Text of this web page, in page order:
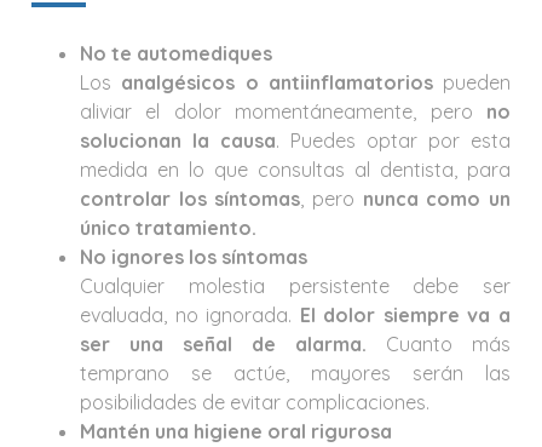
No te automediques
Los analgésicos o antiinflamatoriospueden
aliviar el dolor momentáneamente, pero no
solucionan la causa. Puedes optar por esta
medida en lo que consultas al dentista, para
controlar los síntomas, pero nunca como un
único tratamiento.
No ignores los síntomas
Cualquier molestia persistente debe ser
evaluada, no ignorada. El dolor siempre va a
ser una señal de alarma. Cuanto más
temprano se actúe, mayores serán las
posibilidades de evitar complicaciones.
Mantén una higiene oral rigurosa